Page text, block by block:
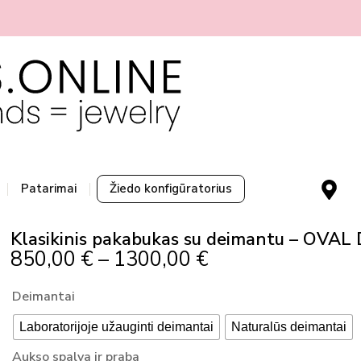
Patarimai Žiedo konfigūratorius
M
a
-
k
e
Klasikinis pakabukas su deimantu – OVAL
850,00 € – 1300,00 €
Through
1300,00 €
Deimantai
Laboratorijoje užauginti deimantai Naturalūs deimantai
Aukso spalva ir praba
produkto
Klasikinis
pakabukas